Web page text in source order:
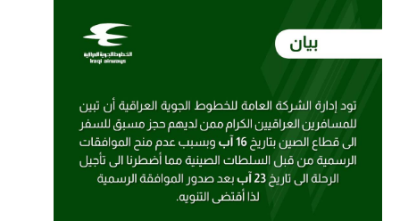
المرحلة الابتدائية
المرحلة المتوسطة
المرحلة الاعدادية
اسئلة وزارية